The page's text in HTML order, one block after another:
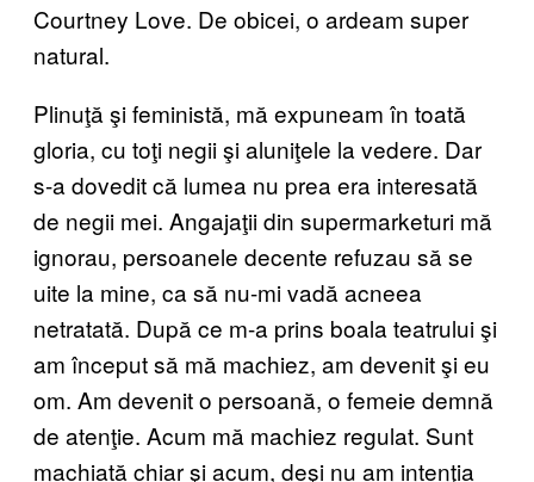
Courtney Love. De obicei, o ardeam super
natural.
Plinuţă şi feministă, mă expuneam în toată
gloria, cu toţi negii şi aluniţele la vedere. Dar
s-a dovedit că lumea nu prea era interesată
de negii mei. Angajaţii din supermarketuri mă
ignorau, persoanele decente refuzau să se
uite la mine, ca să nu-mi vadă acneea
netratată. După ce m-a prins boala teatrului şi
am început să mă machiez, am devenit şi eu
om. Am devenit o persoană, o femeie demnă
de atenţie. Acum mă machiez regulat. Sunt
machiată chiar şi acum, deşi nu am intenţia